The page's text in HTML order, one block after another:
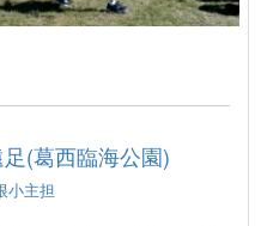
(葛西臨海公園)
小主担